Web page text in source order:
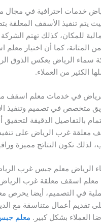
خدمات احترافية في مجال
يتم تنفيذ الأسقف المعلقة
للمكان، كذلك تهتم الشركة
المتانة، كما أن اختيار
الرياض يعكس الذوق
الكثير من العملاء.
في خدمات معلم اسقف
متخصص في تصميم وتنفيذ
بالتفاصيل الدقيقة
معلقة غرب الرياض على
لذلك تكون النتائج مميزة
الرياض معلم جبس غرب
اسقف معلقة غرب
في التصميم، أيضا
تقديم أعمال متناسقة مع
العملاء بشكل كبير. معلم